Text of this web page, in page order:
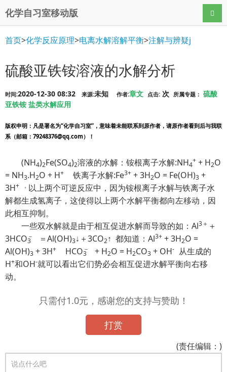
化学自习室移动版 导航
首页>化学反应原理>电离水解溶解平衡>注解与辨疑j
硫酸亚铁铵溶液的水解分析
时间:2020-12-30 08:32 来源:未知 作者:章文 点击: 次 所属专题： 硫酸
亚铁铵 盐类水解应用
版权申明 ：凡是署名为“化学自习室”，意味着未能联系到原作者，请原作者看到后与我联
系（邮箱：79248376@qq.com）！
(NH4)2Fe(SO4)2溶液的水解：铵根离子水解:NH4
+ + H2O
= NH3.H2O + H+ 铁离子水解:Fe3+ + 3H2O = Fe(OH)3 +
3H+ ， 以上两个可逆反应中，因为铵根离子水解与铁离子水
解都生成氢离子，这使得以上两个水解平衡都向左移动，因
此相互抑制。
一些双水解就是由于相互促进水解而导致的如：Al3＋ ＋
3HCO3
－ ＝Al(OH)3↓＋3CO2↑ 都知道：Al3+ + 3H2O =
Al(OH)3 + 3H+ HCO3
－ + H2O = H2CO3 + OH- 从生成的
H+和OH-就可以看出它们势必会相互促进水解平衡向右移
动。
只需付1.0元，感谢您的支持与赞助！
打赏
(责任编辑：)
说点什么吧